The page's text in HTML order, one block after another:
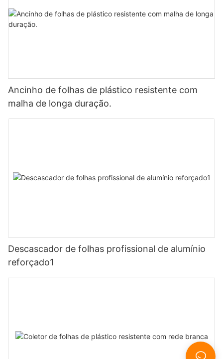
Ancinho de folhas de plástico resistente com
malha de longa duração.
Descascador de folhas profissional de alumínio
reforçado1